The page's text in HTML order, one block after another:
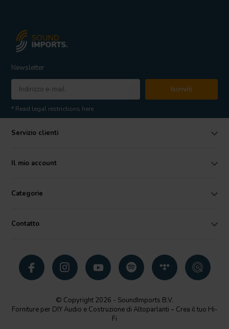
Newsletter
Iscriviti
* Read legal restrictions here
Servizio clienti
Il mio account
Categorie
Contatto
© Copyright 2026 - SoundImports B.V.
Forniture per DIY Audio e Costruzione di Altoparlanti – Crea il tuo Hi-
Fi